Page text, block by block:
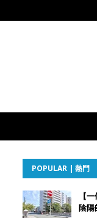
POPULAR | 熱門
【
陰陽